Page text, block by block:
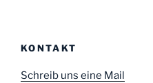
KONTAKT
Schreib uns eine Mail